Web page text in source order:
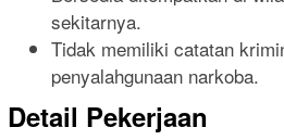
sekitarnya.
Tidak memiliki catatan
penyalahgunaan narkoba.
Detail Pekerjaan